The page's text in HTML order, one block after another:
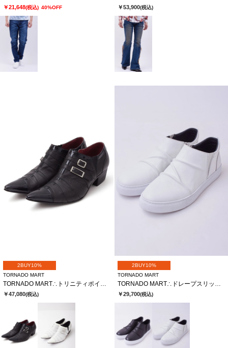
￥21,648(税込) 40%OFF ￥53,900(税込)
2BUY10%
TORNADO MART
TORNADO MART∴トリニティポインテッドシューズ
￥47,080(税込)
2BUY10%
TORNADO MART
TORNADO MART∴ドレープスリッポンシューズ
￥29,700(税込)